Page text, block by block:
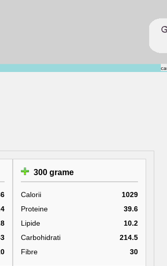
300 grame
Calorii
1029
Proteine
39.6
Lipide
10.2
Carbohidrati
214.5
Fibre
30